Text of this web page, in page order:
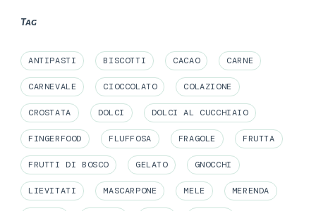
Tag
ANTIPASTI BISCOTTI CACAO CARNE
CARNEVALE CIOCCOLATO COLAZIONE
CROSTATA DOLCI DOLCI AL CUCCHIAIO
FINGERFOOD FLUFFOSA FRAGOLE FRUTTA
FRUTTI DI BOSCO GELATO GNOCCHI
LIEVITATI MASCARPONE MELE MERENDA